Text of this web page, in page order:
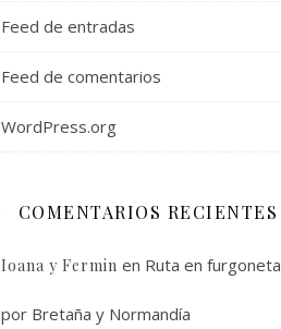
Feed de entradas
Feed de comentarios
WordPress.org
COMENTARIOS RECIENTES
Ioana y Fermin en Ruta en furgoneta
por Bretaña y Normandía